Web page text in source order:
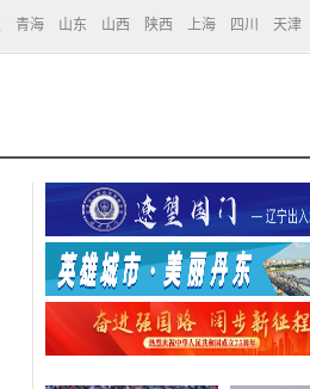
青海 山东 山西 陕西 上海 四川 天津